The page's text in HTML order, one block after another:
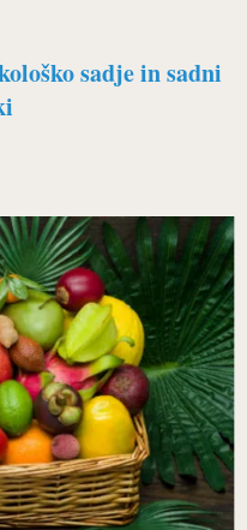
sadje in sadni